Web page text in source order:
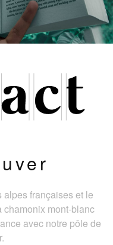
françaises et le
chamonix mont-blanc
avec notre pôle de